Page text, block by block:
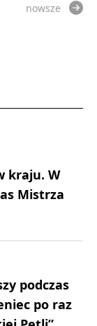
nowsze
kraju. W
Mistrza
podczas
po raz